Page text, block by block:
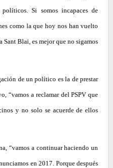
Si somos incapaces de
como la que hoy nos han vuelto
Sant Blai, es mejor que no sigamos
de un político es la de prestar
“vamos a reclamar del PSPV que
y no solo se acuerde de ellos
“vamos a continuar haciendo un
en 2017. Porque después